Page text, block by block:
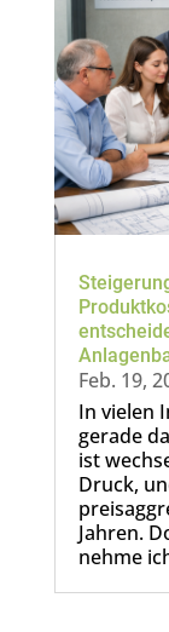
Feb. 19,
In vielen
gerade
ist
Druck,
Jahren.
nehme